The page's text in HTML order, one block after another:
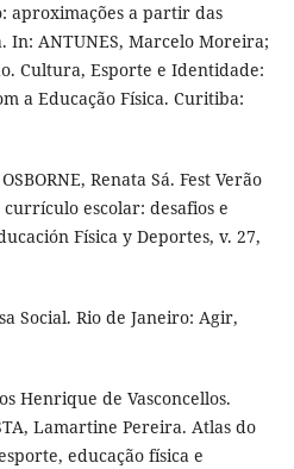
aproximações a partir das
In: ANTUNES, Marcelo Moreira;
Cultura, Esporte e Identidade:
a Educação Física. Curitiba:
Renata Sá. Fest Verão
escolar: desafios e
Física y Deportes, v. 27,
Social. Rio de Janeiro: Agir,
Henrique de Vasconcellos.
Lamartine Pereira. Atlas do
educação física e